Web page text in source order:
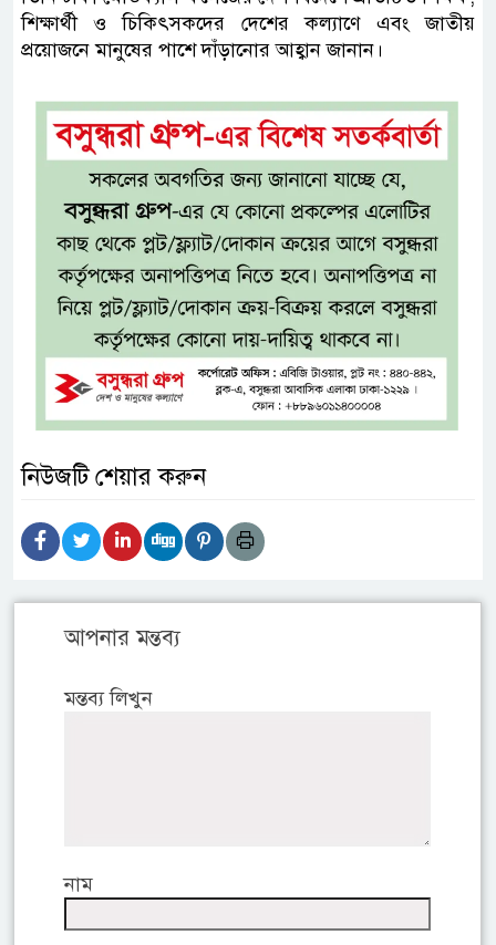
শিক্ষার্থী ও চিকিৎসকদের দেশের কল্যাণে এবং জাতীয়
প্রয়োজনে মানুষের পাশে দাঁড়ানোর আহ্বান জানান।
নিউজটি শেয়ার করুন
আপনার মন্তব্য
মন্তব্য লিখুন
নাম